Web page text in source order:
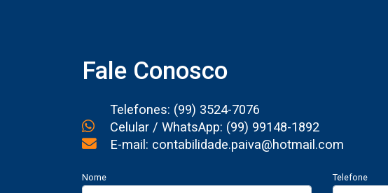
Fale Conosco
Telefones: (99) 3524-7076
Celular / WhatsApp: (99) 99148-1892
E-mail: contabilidade.paiva@hotmail.com
Nome Telefone